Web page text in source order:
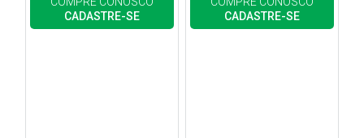
CADASTRE-SE
CADASTRE-SE